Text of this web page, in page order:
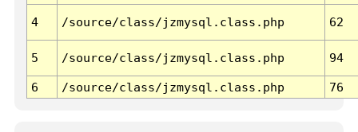
4 /source/class/jzmysql.class.php 62
5 /source/class/jzmysql.class.php 94
6 /source/class/jzmysql.class.php 76